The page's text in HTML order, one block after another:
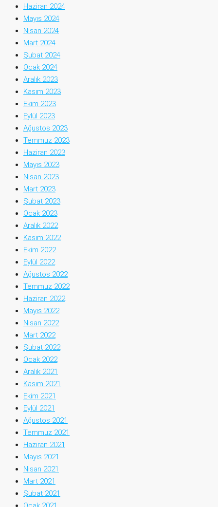
Haziran 2024
Mayıs 2024
Nisan 2024
Mart 2024
Şubat 2024
Ocak 2024
Aralık 2023
Kasım 2023
Ekim 2023
Eylül 2023
Ağustos 2023
Temmuz 2023
Haziran 2023
Mayıs 2023
Nisan 2023
Mart 2023
Şubat 2023
Ocak 2023
Aralık 2022
Kasım 2022
Ekim 2022
Eylül 2022
Ağustos 2022
Temmuz 2022
Haziran 2022
Mayıs 2022
Nisan 2022
Mart 2022
Şubat 2022
Ocak 2022
Aralık 2021
Kasım 2021
Ekim 2021
Eylül 2021
Ağustos 2021
Temmuz 2021
Haziran 2021
Mayıs 2021
Nisan 2021
Mart 2021
Şubat 2021